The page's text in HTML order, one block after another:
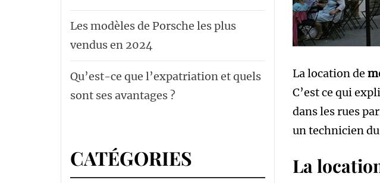
La location de
C’est ce qui
dans les rues
un technicien
La
Les modèles de Porsche les plus
vendus en 2024
Qu’est-ce que l’expatriation et quels
sont ses avantages ?
CATÉGORIES